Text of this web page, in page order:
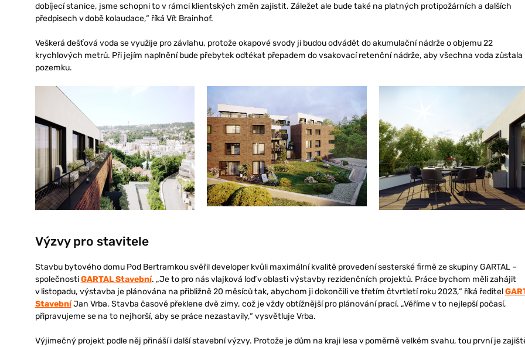
dobíjecí stanice, jsme schopni to v rámci klientských změn zajistit. Záležet ale bude také na platných protipožárních a dalších
předpisech v době kolaudace,“ říká Vít Brainhof.
Veškerá dešťová voda se využije pro závlahu, protože okapové svody ji budou odvádět do akumulační nádrže o objemu 22
krychlových metrů. Při jejím naplnění bude přebytek odtékat přepadem do vsakovací retenční nádrže, aby všechna voda zůstala
pozemku.
Výzvy pro stavitele
Stavbu bytového domu Pod Bertramkou svěřil developer kvůli maximální kvalitě provedení sesterské firmě ze skupiny GARTAL –
společnostiGARTAL Stavební. „Je to pro nás vlajková loď v oblasti výstavby rezidenčních projektů. Práce bychom měli zahájit
v listopadu, výstavba je plánována na přibližně 20 měsíců tak, abychom ji dokončili ve třetím čtvrtletí roku 2023,“ říká ředitel
StavebníJan Vrba. Stavba časově překlene dvě zimy, což je vždy obtížnější pro plánování prací. „Věříme v to nejlepší počasí,
připravujeme se na to nejhorší, aby se práce nezastavily,“ vysvětluje Vrba.
Výjimečný projekt podle něj přináší i další stavební výzvy. Protože je dům na kraji lesa v poměrně velkém svahu, tou první je